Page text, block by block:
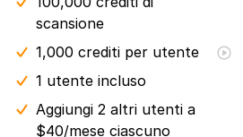
scansione
1,000 crediti per utente
1 utente incluso
Aggiungi 2 altri utenti a
$40/mese ciascuno